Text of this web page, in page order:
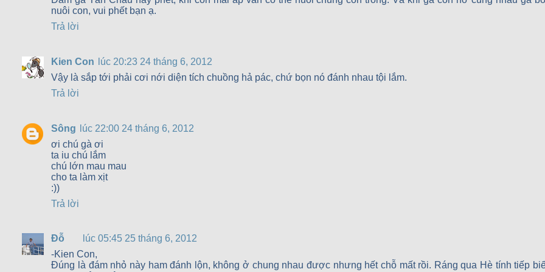
nuôi con, vui phết bạn ạ.
Trả lời
Kien Con
lúc 20:23 24 tháng 6, 2012
Vậy là sắp tới phải cơi nới diện tích chuồng hả pác, chứ bọn nó đánh nhau tội lắm.
Trả lời
Sông
lúc 22:00 24 tháng 6, 2012
ơi chú gà ơi
ta iu chú lắm
chú lớn mau mau
cho ta làm xịt
:))
Trả lời
Đỗ
lúc 05:45 25 tháng 6, 2012
-Kien Con,
Đúng là đám nhỏ này ham đánh lộn, không ở chung nhau được nhưng hết chỗ mất rồi. Ráng qua Hè tính tiếp